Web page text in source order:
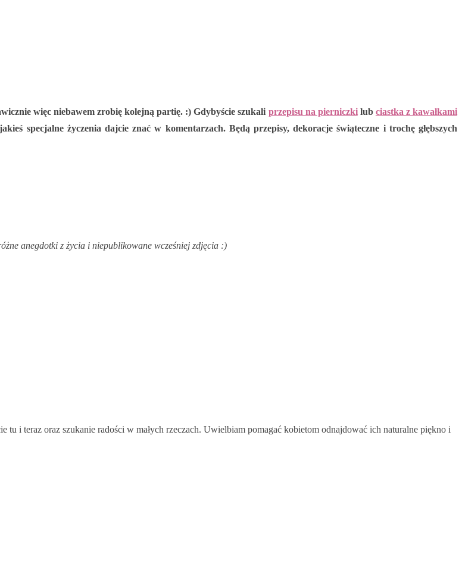
więc niebawem zrobię kolejną partię. :) Gdybyście szukali przepisu na pierniczkilub ciastka z kawałkami
specjalne życzenia dajcie znać w komentarzach. Będą przepisy, dekoracje świąteczne i trochę głębszych
anegdotki z życia i niepublikowane wcześniej zdjęcia :)
i teraz oraz szukanie radości w małych rzeczach. Uwielbiam pomagać kobietom odnajdować ich naturalne piękno i